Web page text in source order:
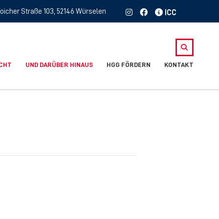
Straße 103, 52146 Würselen
UND DARÜBER HINAUS HGG FÖRDERN KONTAKT